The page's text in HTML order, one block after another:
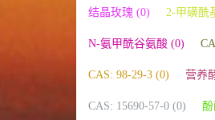
结晶玫瑰 (0) 2-甲磺酰
N-氨甲酰谷氨酸 (0)
CAS: 98-29-3 (0) 营养
CAS: 15690-57-0 (0)